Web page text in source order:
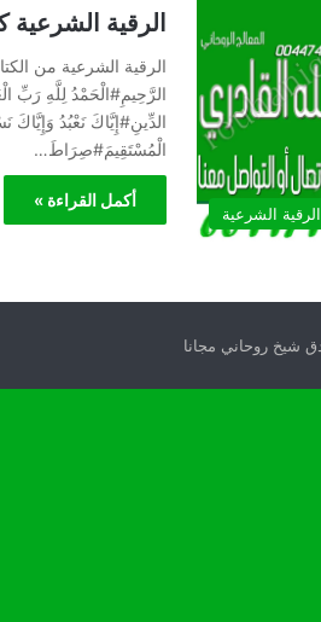
الرقية الشرعية
الرقية
الرقية الشرعية من
الرَّحِيمِ#الْحَمْدُ لِلَّهِ رَبِّ
الدِّينِ#إِيَّاكَ نَعْبُدُ وَإِيَّاكَ
الْمُسْتَقِيمَ#صِرَاطَ…
أكمل القراءة »